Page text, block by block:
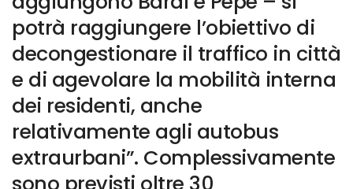
potrà raggiungere l’obiettivo di
decongestionare il traffico in città
e di agevolare la mobilità interna
dei residenti, anche
relativamente agli autobus
extraurbani”. Complessivamente